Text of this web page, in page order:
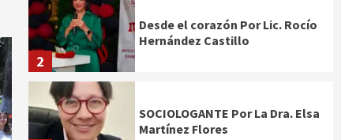
2
Desde el corazón Por Lic. Rocío
Hernández Castillo
SOCIOLOGANTE Por La Dra. Elsa
Martínez Flores